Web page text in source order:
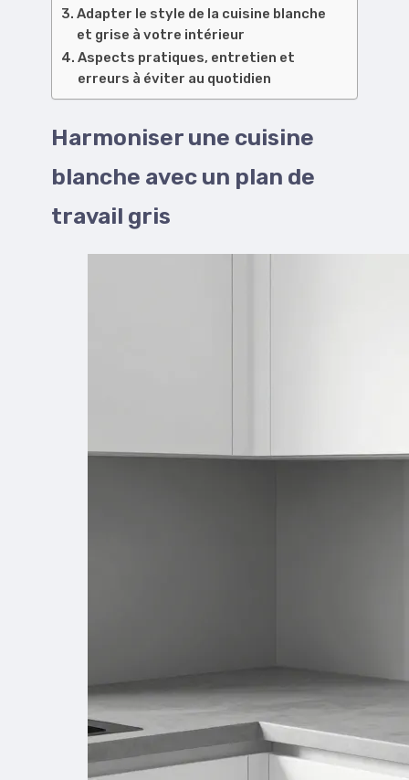
Adapter le style de la cuisine blanche
et grise à votre intérieur
Aspects pratiques, entretien et
erreurs à éviter au quotidien
Harmoniser une cuisine
blanche avec un plan de
travail gris